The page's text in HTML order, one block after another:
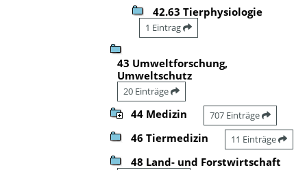
42.63 Tierphysiologie
1 Eintrag
43 Umweltforschung,
Umweltschutz
20 Einträge
44 Medizin 707 Einträge
46 Tiermedizin 11 Einträge
48 Land- und Forstwirtschaft